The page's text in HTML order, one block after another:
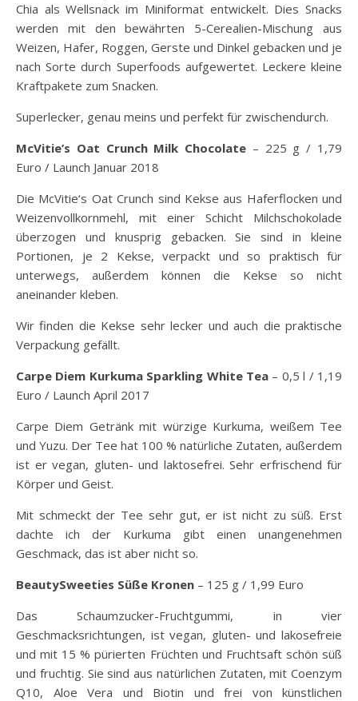
Chia als Wellsnack im Miniformat entwickelt. Dies Snacks
werden mit den bewährten 5-Cerealien-Mischung aus
Weizen, Hafer, Roggen, Gerste und Dinkel gebacken und je
nach Sorte durch Superfoods aufgewertet. Leckere kleine
Kraftpakete zum Snacken.
Superlecker, genau meins und perfekt für zwischendurch.
McVitie’s Oat Crunch Milk Chocolate – 225 g / 1,79
Euro / Launch Januar 2018
Die McVitie‘s Oat Crunch sind Kekse aus Haferflocken und
Weizenvollkornmehl, mit einer Schicht Milchschokolade
überzogen und knusprig gebacken. Sie sind in kleine
Portionen, je 2 Kekse, verpackt und so praktisch für
unterwegs, außerdem können die Kekse so nicht
aneinander kleben.
Wir finden die Kekse sehr lecker und auch die praktische
Verpackung gefällt.
Carpe Diem Kurkuma Sparkling White Tea – 0,5 l / 1,19
Euro / Launch April 2017
Carpe Diem Getränk mit würzige Kurkuma, weißem Tee
und Yuzu. Der Tee hat 100 % natürliche Zutaten, außerdem
ist er vegan, gluten- und laktosefrei. Sehr erfrischend für
Körper und Geist.
Mit schmeckt der Tee sehr gut, er ist nicht zu süß. Erst
dachte ich der Kurkuma gibt einen unangenehmen
Geschmack, das ist aber nicht so.
BeautySweeties Süße Kronen – 125 g / 1,99 Euro
Das Schaumzucker-Fruchtgummi, in vier
Geschmacksrichtungen, ist vegan, gluten- und lakosefreie
und mit 15 % pürierten Früchten und Fruchtsaft schön süß
und fruchtig. Sie sind aus natürlichen Zutaten, mit Coenzym
Q10, Aloe Vera und Biotin und frei von künstlichen